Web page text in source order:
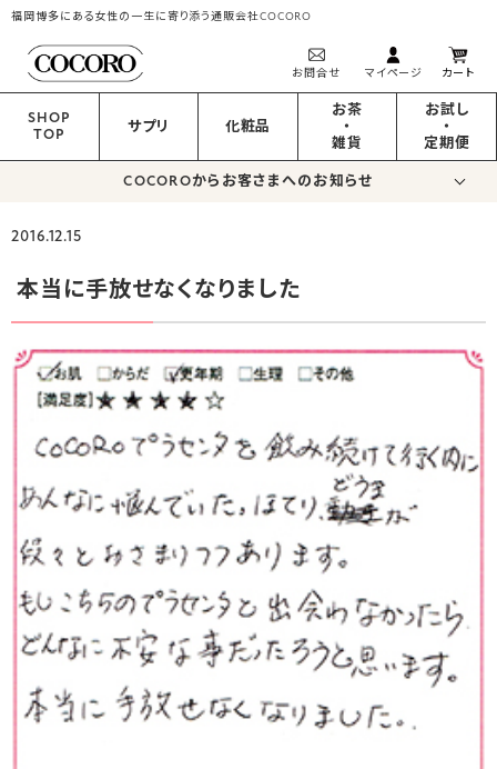
福岡博多にある女性の一生に寄り添う通販会社COCORO
お問合せ マイページ カート
SHOP
TOP
サプリ 化粧品
お茶
・
雑貨
お試し
・
定期便
COCOROからお客さまへのお知らせ
2016.12.15
本当に手放せなくなりました